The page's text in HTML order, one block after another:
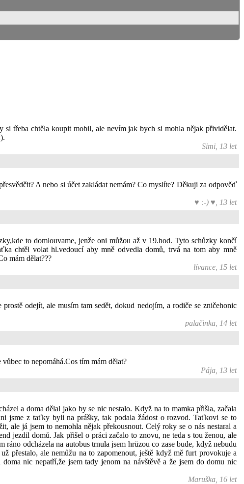
třeba chtěla koupit mobil, ale nevím jak bych si mohla nějak přividělat.
Simi, 13 let
A nebo si účet zakládat nemám? Co myslíte? Děkuji za odpověď
♥ :-) ♥, 13 let
to domlouvame, jenže oni můžou až v 19.hod. Tyto schůzky končí
chtěl volat hl.vedoucí aby mně odvedla domů, trvá na tom aby mně
mám dělat???
lívance, 15 let
odejít, ale musím tam sedět, dokud nedojím, a rodiče se zničehonic
palačinka, 14 let
to nepomáhá.Cos tím mám dělat?
Pája, 13 let
a doma dělal jako by se nic nestalo. Když na to mamka přišla, začala
jsme z taťky byli na prášky, tak podala žádost o rozvod. Taťkovi se to
ale já jsem to nemohla nějak překousnout. Celý roky se o nás nestaral a
jezdil domů. Jak přišel o práci začalo to znovu, ne teda s tou ženou, ale
odcházela na autobus trnula jsem hrůzou co zase bude, když nebudu
přestalo, ale nemůžu na to zapomenout, ještě když mě furt provokuje a
nic nepatří,že jsem tady jenom na návštěvě a že jsem do domu nic
Maruška, 16 let